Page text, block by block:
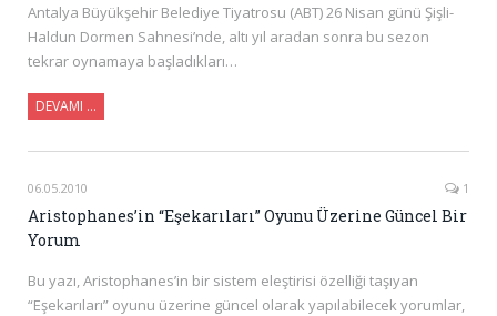
Antalya Büyükşehir Belediye Tiyatrosu (ABT) 26 Nisan günü Şişli-
Haldun Dormen Sahnesi’nde, altı yıl aradan sonra bu sezon
tekrar oynamaya başladıkları…
DEVAMI …
06.05.2010 1
Aristophanes’in “Eşekarıları” Oyunu Üzerine Güncel Bir
Yorum
Bu yazı, Aristophanes’in bir sistem eleştirisi özelliği taşıyan
“Eşekarıları” oyunu üzerine güncel olarak yapılabilecek yorumlar,